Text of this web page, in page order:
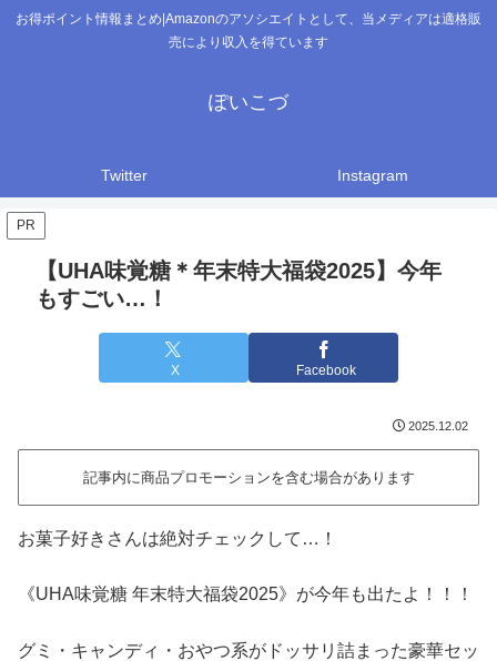
お得ポイント情報まとめ|Amazonのアソシエイトとして、当メディアは適格販
売により収入を得ています
ぽいこづ
Twitter Instagram
PR
【UHA味覚糖＊年末特大福袋2025】今年
もすごい…！
X Facebook
2025.12.02
記事内に商品プロモーションを含む場合があります
お菓子好きさんは絶対チェックして…！
《UHA味覚糖 年末特大福袋2025》が今年も出たよ！！！
グミ・キャンディ・おやつ系がドッサリ詰まった豪華セッ